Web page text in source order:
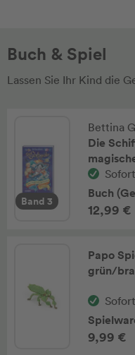
Buch & Spiel
Lassen Sie Ihr Kind die
Band 3
Bettina
Die
Buch
12,99 €
Papo
grün/
9,99 €